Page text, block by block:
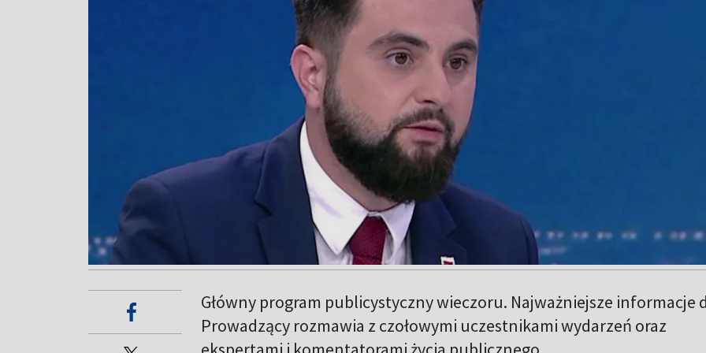
Główny program publicystyczny wieczoru. Najważniejsze informacje
Prowadzący rozmawia z czołowymi uczestnikami wydarzeń oraz